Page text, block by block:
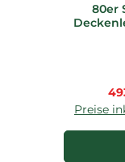
80er
Preise